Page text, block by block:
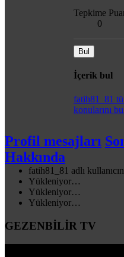
Tepkime
0
Bul
İçerik bul
fatih81_81
konularını
Profil mesajları
Hakkında
fatih81_81 adlı
Yükleniyor…
Yükleniyor…
Yükleniyor…
GEZENBİLİR TV